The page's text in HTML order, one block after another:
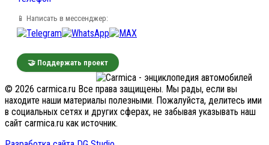
📱 Написать в мессенджер:
🤝 Поддержать проект
© 2026 carmica.ru Все права защищены. Мы рады, если вы
находите наши материалы полезными. Пожалуйста, делитесь ими
в социальных сетях и других сферах, не забывая указывать наш
сайт carmica.ru как источник.